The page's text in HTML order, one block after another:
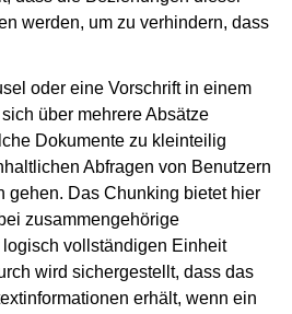
werden, um zu verhindern, dass
oder eine Vorschrift in einem
über mehrere Absätze
Dokumente zu kleinteilig
Abfragen von Benutzern
gehen. Das Chunking bietet hier
zusammengehörige
vollständigen Einheit
wird sichergestellt, dass das
erhält, wenn ein